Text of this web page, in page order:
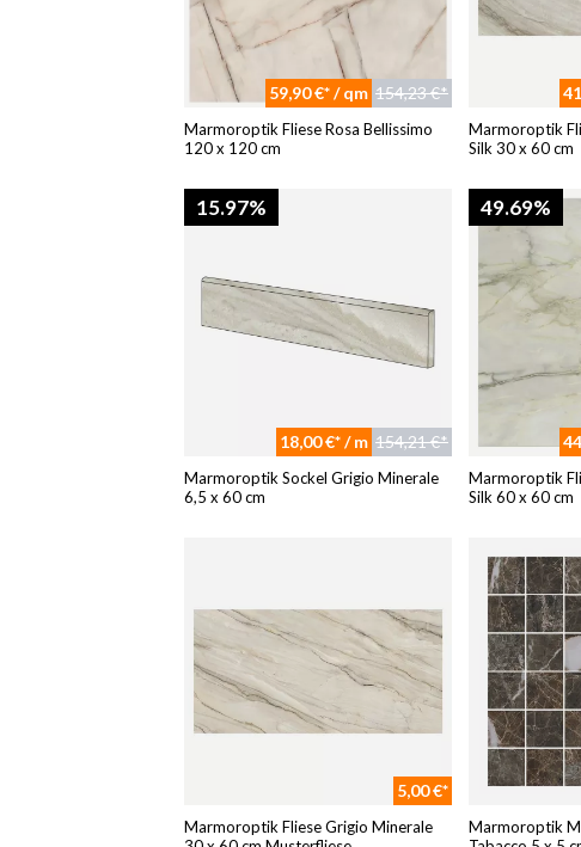
59,90 €* / qm 154,23 €*
Marmoroptik Fliese Rosa Bellissimo
120 x 120 cm
Marmoroptik
Silk 30 x 60 cm
15.97%
18,00 €* / m 154,21 €*
Marmoroptik Sockel Grigio Minerale
6,5 x 60 cm
49.69%
Marmoroptik
Silk 60 x 60 cm
5,00 €*
Marmoroptik Fliese Grigio Minerale
Marmoroptik